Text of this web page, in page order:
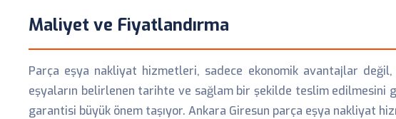
Maliyet ve Fiyatlandırma
Parça eşya nakliyat hizmetleri, sadece ekonomik avantajlar
eşyaların belirlenen tarihte ve sağlam bir şekilde teslim edilmesini
garantisi büyük önem taşıyor. Ankara Giresun parça eşya nakliyat